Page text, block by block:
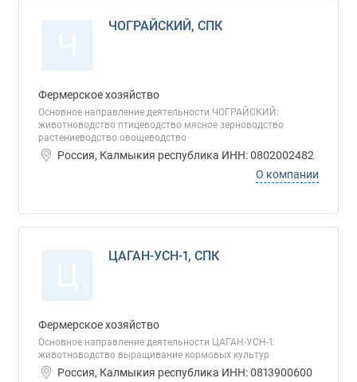
ЧОГРАЙСКИЙ, СПК
Фермерское хозяйство
Основное направление деятельности ЧОГРАЙСКИЙ:
животноводство птицеводство мясное зерноводство
растениеводство овощеводство
Россия, Калмыкия республика ИНН: 0802002482
О компании
ЦАГАН-УСН-1, СПК
Фермерское хозяйство
Основное направление деятельности ЦАГАН-УСН-1:
животноводство выращивание кормовых культур
Россия, Калмыкия республика ИНН: 0813900600